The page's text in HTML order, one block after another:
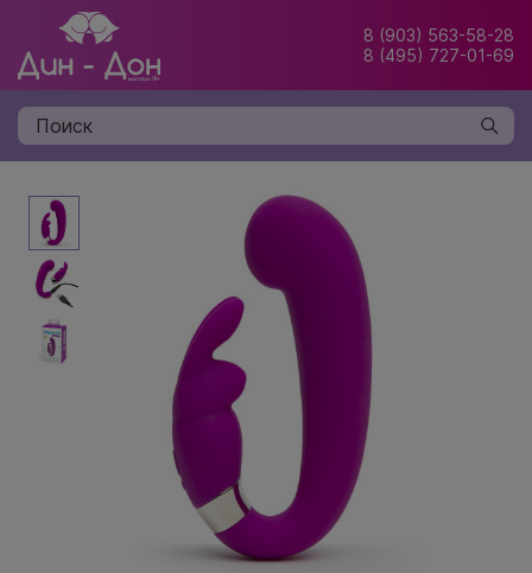
8 (903) 563-58-28
8 (495) 727-01-69